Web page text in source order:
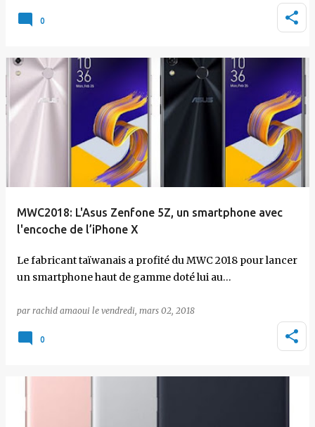
0
MWC2018: L'Asus Zenfone 5Z, un smartphone avec
l'encoche de l’iPhone X
Le fabricant taïwanais a profité du MWC 2018 pour lancer
un smartphone haut de gamme doté lui au…
par rachid amaoui le vendredi, mars 02, 2018
0
Telecom (IAM) - Recharge x22 +
de 30 Dh ou plus, Maroc
Telecom offre, suite à n'importe
de ladite recharge. A noter que
du volume d'internet est de 7
celle du solde offert en Dh est de 3